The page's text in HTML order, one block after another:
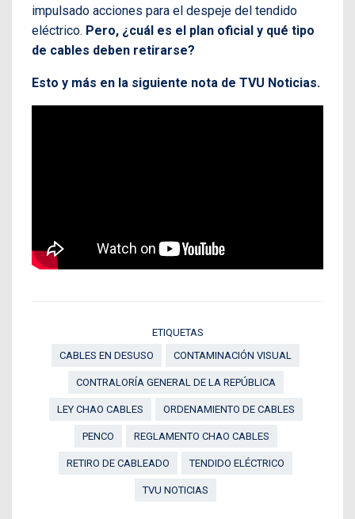
impulsado acciones para el despeje del tendido
eléctrico. Pero, ¿cuál es el plan oficial y qué tipo
de cables deben retirarse?
Esto y más en la siguiente nota de TVU Noticias.
ETIQUETAS
CABLES EN DESUSO
CONTAMINACIÓN VISUAL
CONTRALORÍA GENERAL DE LA REPÚBLICA
LEY CHAO CABLES ORDENAMIENTO DE CABLES
PENCO REGLAMENTO CHAO CABLES
RETIRO DE CABLEADO TENDIDO ELÉCTRICO
TVU NOTICIAS